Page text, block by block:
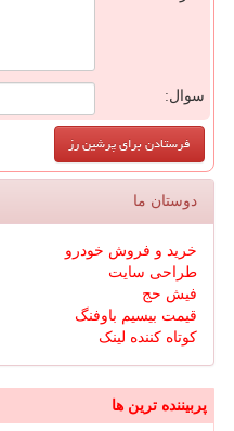
سوال:
دوستان ما
خرید و فروش خودرو
طراحی سایت
فیش حج
قیمت بیسیم باوفنگ
کوتاه کننده لینک
پربیننده ترین ها